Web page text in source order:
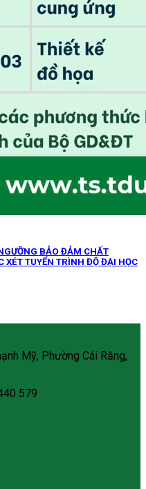
BẢO ĐẢM CHẤT
XÉT TUYỂN TRÌNH ĐỘ ĐẠI HỌC
Mỹ, Phường Cái Răng,
579